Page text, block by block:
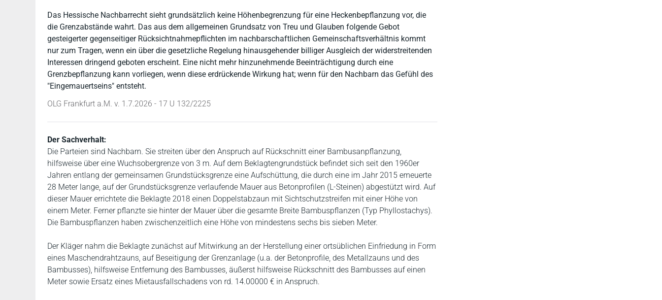
Das Hessische Nachbarrecht sieht grundsätzlich keine Höhenbegrenzung für eine Heckenbepflanzung vor, die
die Grenzabstände wahrt. Das aus dem allgemeinen Grundsatz von Treu und Glauben folgende Gebot
gesteigerter gegenseitiger Rücksichtnahmepflichten im nachbarschaftlichen Gemeinschaftsverhältnis kommt
nur zum Tragen, wenn ein über die gesetzliche Regelung hinausgehender billiger Ausgleich der widerstreitenden
Interessen dringend geboten erscheint. Eine nicht mehr hinzunehmende Beeinträchtigung durch eine
Grenzbepflanzung kann vorliegen, wenn diese erdrückende Wirkung hat; wenn für den Nachbarn das Gefühl des
"Eingemauertseins" entsteht.
OLG Frankfurt a.M. v. 1.7.2026 - 17 U 132/2225
Der Sachverhalt:
Die Parteien sind Nachbarn. Sie streiten über den Anspruch auf Rückschnitt einer Bambusanpflanzung,
hilfsweise über eine Wuchsobergrenze von 3 m. Auf dem Beklagtengrundstück befindet sich seit den 1960er
Jahren entlang der gemeinsamen Grundstücksgrenze eine Aufschüttung, die durch eine im Jahr 2015 erneuerte
28 Meter lange, auf der Grundstücksgrenze verlaufende Mauer aus Betonprofilen (L-Steinen) abgestützt wird. Auf
dieser Mauer errichtete die Beklagte 2018 einen Doppelstabzaun mit Sichtschutzstreifen mit einer Höhe von
einem Meter. Ferner pflanzte sie hinter der Mauer über die gesamte Breite Bambuspflanzen (Typ Phyllostachys).
Die Bambuspflanzen haben zwischenzeitlich eine Höhe von mindestens sechs bis sieben Meter.
Der Kläger nahm die Beklagte zunächst auf Mitwirkung an der Herstellung einer ortsüblichen Einfriedung in Form
eines Maschendrahtzauns, auf Beseitigung der Grenzanlage (u.a. der Betonprofile, des Metallzauns und des
Bambusses), hilfsweise Entfernung des Bambusses, äußerst hilfsweise Rückschnitt des Bambusses auf einen
Meter sowie Ersatz eines Mietausfallschadens von rd. 14.00000 € in Anspruch.